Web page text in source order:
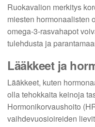
Ruokavalion merkitys
miesten hormonaalisten
omega-3-rasvahapot
tulehdusta ja
Lääkkeet ja
Lääkkeet, kuten
olla tehokkaita keinoja
Hormonikorvaushoito
vaihdevuosioireiden